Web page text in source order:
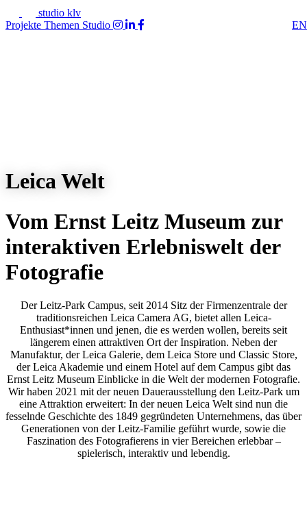
studio klv
Projekte Themen Studio EN
Leica Welt
Vom Ernst Leitz Museum zur
interaktiven Erlebniswelt der
Fotografie
Der Leitz-Park Campus, seit 2014 Sitz der Firmenzentrale der
traditionsreichen Leica Camera AG, bietet allen Leica-
Enthusiast*innen und jenen, die es werden wollen, bereits seit
längerem einen attraktiven Ort der Inspiration. Neben der
Manufaktur, der Leica Galerie, dem Leica Store und Classic Store,
der Leica Akademie und einem Hotel auf dem Campus gibt das
Ernst Leitz Museum Einblicke in die Welt der modernen Fotografie.
Wir haben 2021 mit der neuen Dauerausstellung den Leitz-Park um
eine Attraktion erweitert: In der neuen Leica Welt sind nun die
fesselnde Geschichte des 1849 gegründeten Unternehmens, das über
Generationen von der Leitz-Familie geführt wurde, sowie die
Faszination des Fotografierens in vier Bereichen erlebbar –
spielerisch, interaktiv und lebendig.